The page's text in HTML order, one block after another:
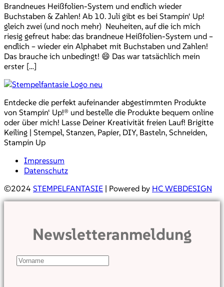
Brandneues Heißfolien-System und endlich wieder
Buchstaben & Zahlen! Ab 10. Juli gibt es bei Stampin‘ Up!
gleich zwei (und noch mehr) Neuheiten, auf die ich mich
riesig gefreut habe: das brandneue Heißfolien-System und –
endlich – wieder ein Alphabet mit Buchstaben und Zahlen!
Das brauche ich unbedingt! 😄 Das war tatsächlich mein
erster […]
Entdecke die perfekt aufeinander abgestimmten Produkte
von Stampin‘ Up!® und bestelle die Produkte bequem online
oder über mich! Lasse Deiner Kreativität freien Lauf! Brigitte
Keiling | Stempel, Stanzen, Papier, DIY, Basteln, Schneiden,
Stampin Up
Impressum
Datenschutz
©2024 STEMPELFANTASIE | Powered by HC WEBDESIGN
Newsletteranmeldung